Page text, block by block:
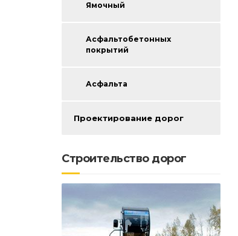
Ямочный
Асфальтобетонных
покрытий
Асфальта
Проектирование дорог
Строительство дорог